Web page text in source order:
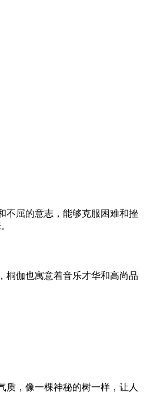
不屈的意志，能够克服困难和挫
桐伽也寓意着音乐才华和高尚品
，像一棵神秘的树一样，让人